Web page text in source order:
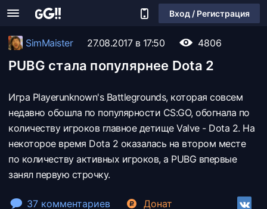
Вход / Регистрация
SimMaister 27.08.2017 в 17:50 4806
PUBG стала популярнее Dota 2
Игра Playerunknown's Battlegrounds, которая совсем
недавно обошла по популярности CS:GO, обогнала по
количеству игроков главное детище Valve - Dota 2. На
некоторое время Dota 2 оказалась на втором месте
по количеству активных игроков, а PUBG впервые
занял первую строчку.
37 комментариев Донат